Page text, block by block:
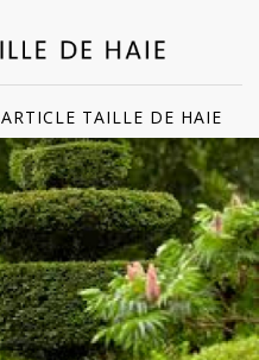
ARTICLE TAILLE DE HAIE